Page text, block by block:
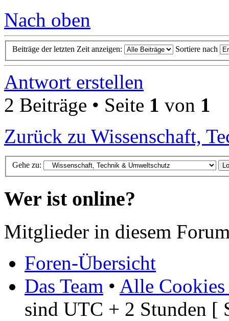
Nach oben
Beiträge der letzten Zeit anzeigen: Sortiere nach
Antwort erstellen
2 Beiträge • Seite 1 von 1
Zurück zu Wissenschaft,
Gehe zu:
Wer ist online?
Mitglieder in diesem
Foren-Übersicht
Das Team • Alle Cookies
sind UTC + 2 Stunden [